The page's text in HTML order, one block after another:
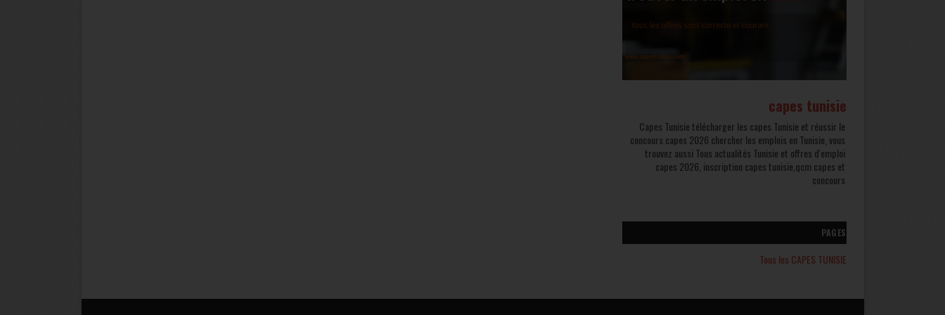
capes tunisie
Capes Tunisie télécharger les capes Tunisie et réussir le
concours capes 2026 chercher les emplois en Tunisie, vous
trouvez aussi Tous actualités Tunisie et offres d'emploi
capes 2026, inscription capes tunisie,qcm capes et
concours
PAGES
Tous les CAPES TUNISIE